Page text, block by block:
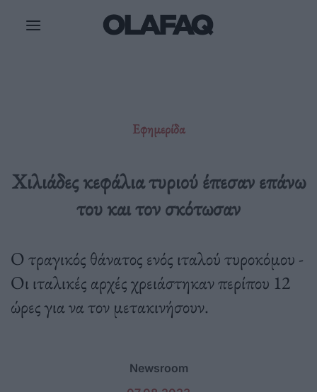
Εφημερίδα
Χιλιάδες κεφάλια τυριού έπεσαν επάνω
του και τον σκότωσαν
Ο τραγικός θάνατος ενός ιταλού τυροκόμου -
Οι ιταλικές αρχές χρειάστηκαν περίπου 12
ώρες για να τον μετακινήσουν.
Newsroom